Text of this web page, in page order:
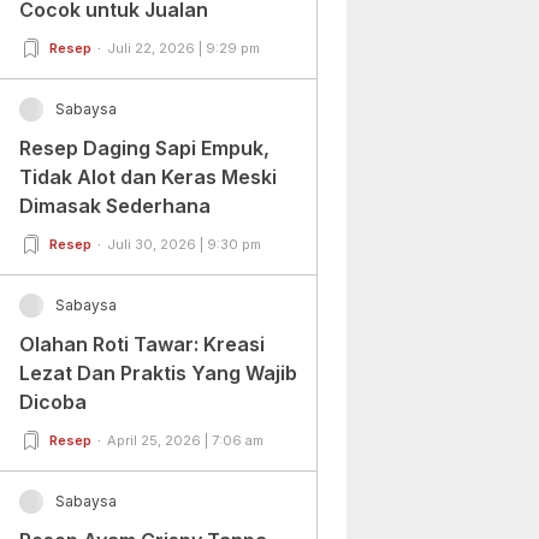
Cocok untuk Jualan
Resep Juli 22, 2026 | 9:29 pm
Sabaysa
Resep Daging Sapi Empuk,
Tidak Alot dan Keras Meski
Dimasak Sederhana
Resep Juli 30, 2026 | 9:30 pm
Sabaysa
Olahan Roti Tawar: Kreasi
Lezat Dan Praktis Yang Wajib
Dicoba
Resep April 25, 2026 | 7:06 am
Sabaysa